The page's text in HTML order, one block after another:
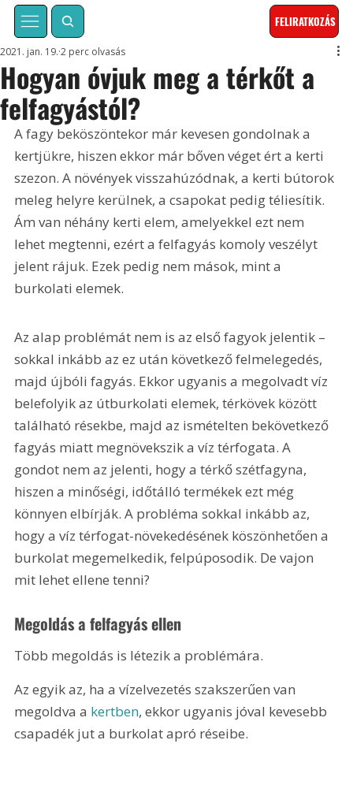
FELIRATKOZÁS
Hogyan óvjuk meg a térkőt a
felfagyástól?
2021. jan. 19. 2 perc olvasás
A fagy beköszöntekor már kevesen gondolnak a
kertjükre, hiszen ekkor már bőven véget ért a kerti
szezon. A növények visszahúzódnak, a kerti bútorok
meleg helyre kerülnek, a csapokat pedig téliesítik.
Ám van néhány kerti elem, amelyekkel ezt nem
lehet megtenni, ezért a felfagyás komoly veszélyt
jelent rájuk. Ezek pedig nem mások, mint a
burkolati elemek.
Az alap problémát nem is az első fagyok jelentik –
sokkal inkább az ez után következő felmelegedés,
majd újbóli fagyás. Ekkor ugyanis a megolvadt víz
belefolyik az útburkolati elemek, térkövek között
található résekbe, majd az ismételten bekövetkező
fagyás miatt megnövekszik a víz térfogata. A
gondot nem az jelenti, hogy a térkő szétfagyna,
hiszen a minőségi, időtálló termékek ezt még
könnyen elbírják. A probléma sokkal inkább az,
hogy a víz térfogat-növekedésének köszönhetően a
burkolat megemelkedik, felpúposodik. De vajon
mit lehet ellene tenni?
Megoldás a felfagyás ellen
Több megoldás is létezik a problémára.
Az egyik az, ha a vízelvezetés szakszerűen van
megoldva a kertben, ekkor ugyanis jóval kevesebb
csapadék jut a burkolat apró réseibe.